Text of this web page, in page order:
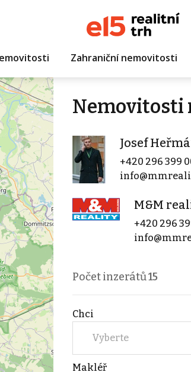
Zahraniční nemovitosti
Nemovitosti
Josef
+420 296 399
M&M
+420 296
Počet inzerátů15
Chci
Vyberte
Makléř